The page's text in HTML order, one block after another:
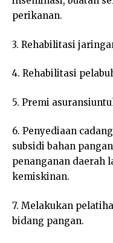
perikanan.
3. Rehabilitasi
4. Rehabilitasi
5. Premi
6. Penyediaan
subsidi bahan
penanganan daerah
kemiskinan.
7. Melakukan
bidang pangan.